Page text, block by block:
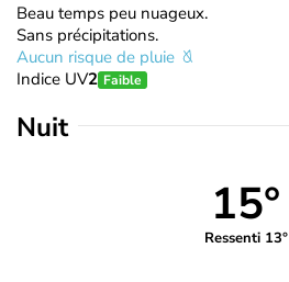
Beau temps peu nuageux.
Sans précipitations.
Aucun risque de pluie
Indice UV2 Faible
Nuit
15°
Ressenti 13°